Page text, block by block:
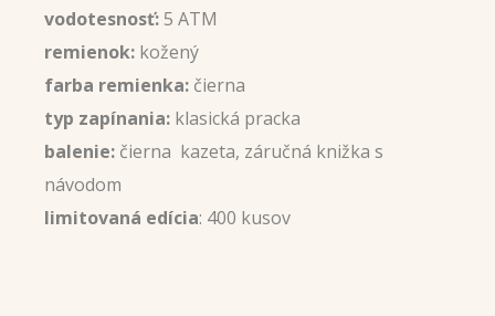
vodotesnosť:5 ATM
remienok: kožený
farba remienka: čierna
typ zapínania: klasická pracka
balenie: čierna kazeta, záručná knižka s
návodom
limitovaná edícia: 400 kusov